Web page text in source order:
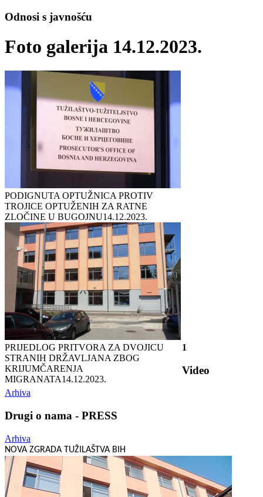
Odnosi s javnošću
Foto galerija 14.12.2023.
PODIGNUTA OPTUŽNICA PROTIV
TROJICE OPTUŽENIH ZA RATNE
ZLOČINE U BUGOJNU14.12.2023.
PRIJEDLOG PRITVORA ZA DVOJICU
STRANIH DRŽAVLJANA ZBOG
KRIJUMČARENJA
MIGRANATA14.12.2023.
1
Video
Arhiva
Drugi o nama - PRESS
Arhiva
NOVA ZGRADA TUŽILAŠTVA BIH